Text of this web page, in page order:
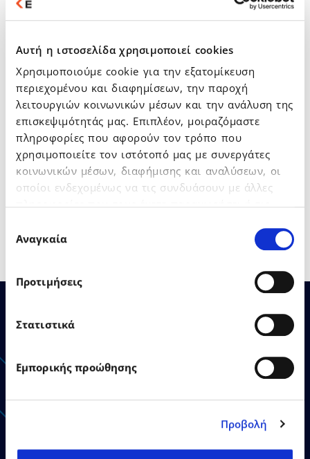
Αυτή η ιστοσελίδα χρησιμοποιεί cookies
Χρησιμοποιούμε cookie για την εξατομίκευση
περιεχομένου και διαφημίσεων, την παροχή
λειτουργιών κοινωνικών μέσων και την ανάλυση της
επισκεψιμότητάς μας. Επιπλέον, μοιραζόμαστε
πληροφορίες που αφορούν τον τρόπο που
χρησιμοποιείτε τον ιστότοπό μας με συνεργάτες
κοινωνικών μέσων, διαφήμισης και αναλύσεων, οι
οποίοι ενδεχομένως να τις συνδυάσουν με άλλες
σας χρήση των υπηρεσιών τους.
συγκατάθεσης
Αναγκαία
Προτιμήσεις
Στατιστικά
Εμπορικής προώθησης
Προβολή
Ανακοινώσεις - Δελτία
Τύπου